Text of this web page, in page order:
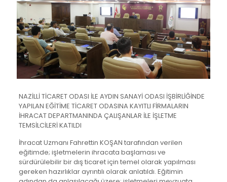
NAZİLLİ TİCARET ODASI İLE AYDIN SANAYİ ODASI İŞBİRLİĞİNDE
YAPILAN EĞİTİME TİCARET ODASINA KAYITLI FİRMALARIN
İHRACAT DEPARTMANINDA ÇALIŞANLAR İLE İŞLETME
TEMSİLCİLERİ KATILDI
İhracat Uzmanı Fahrettin KOŞAN tarafından verilen
eğitimde; işletmelerin ihracata başlaması ve
sürdürülebilir bir dış ticaret için temel olarak yapılması
gereken hazırlıklar ayrıntılı olarak anlatıldı. Eğitimin